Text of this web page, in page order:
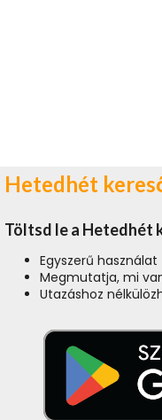
Hetedhét
Töltsd le a Hetedhét
Egyszerű használat
Megmutatja, mi
Utazáshoz